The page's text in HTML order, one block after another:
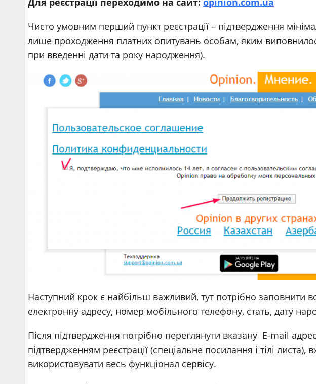
Чисто умовним перший пункт реєстрації – підтвердження
лише проходження платних опитувань особам, яким
при введенні дати та року народження).
Наступний крок є найбільш важливий, тут потрібно заповнити
електронну адресу, номер мобільного телефону, стать, дату
Після підтвердження потрібно переглянути вказану E-mail
підтвердженням реєстрації (спеціальне посилання і тілі
використовувати весь функціонал сервісу.